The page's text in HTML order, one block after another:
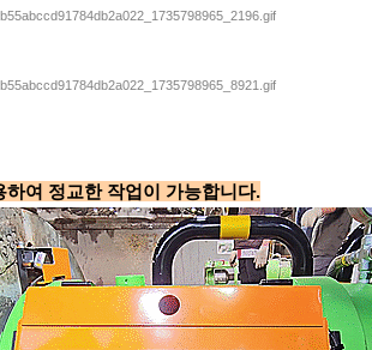
하여 정교한 작업이 가능합니다.